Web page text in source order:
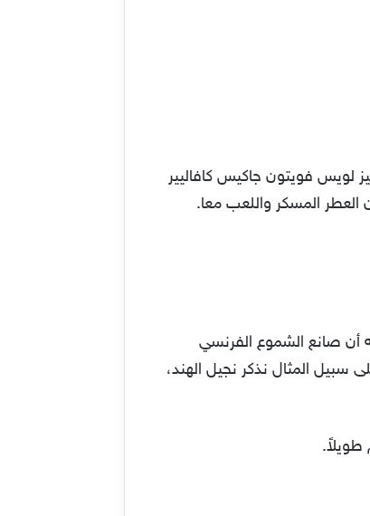
لويس فويتون جاكيس كافاليير
أن صانع الشموع الفرنسي
سبيل المثال نذكر نجيل الهند،